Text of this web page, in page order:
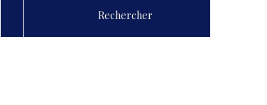
Rechercher